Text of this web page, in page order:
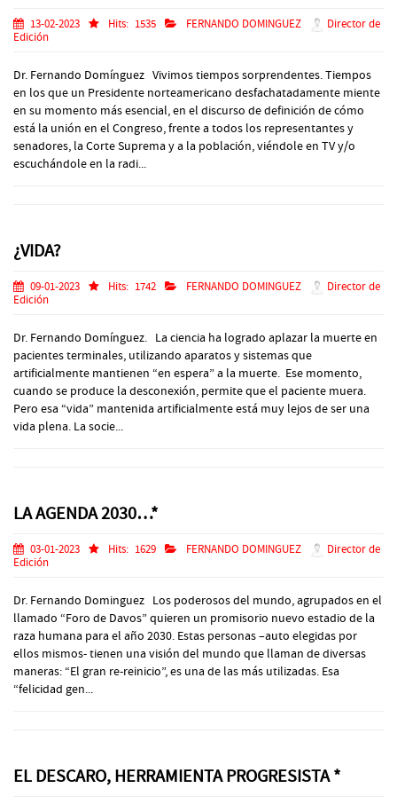
13-02-2023 Hits: 1535 FERNANDO DOMINGUEZ
Director de
Edición
Dr. Fernando Domínguez Vivimos tiempos sorprendentes. Tiempos
en los que un Presidente norteamericano desfachatadamente miente
en su momento más esencial, en el discurso de definición de cómo
está la unión en el Congreso, frente a todos los representantes y
senadores, la Corte Suprema y a la población, viéndole en TV y/o
escuchándole en la radi...
¿VIDA?
09-01-2023 Hits: 1742 FERNANDO DOMINGUEZ
Director de
Edición
Dr. Fernando Domínguez. La ciencia ha logrado aplazar la muerte en
pacientes terminales, utilizando aparatos y sistemas que
artificialmente mantienen “en espera” a la muerte. Ese momento,
cuando se produce la desconexión, permite que el paciente muera.
Pero esa “vida” mantenida artificialmente está muy lejos de ser una
vida plena. La socie...
LA AGENDA 2030…*
03-01-2023 Hits: 1629 FERNANDO DOMINGUEZ
Director de
Edición
Dr. Fernando Dominguez Los poderosos del mundo, agrupados en el
llamado “Foro de Davos” quieren un promisorio nuevo estadio de la
raza humana para el año 2030. Estas personas –auto elegidas por
ellos mismos- tienen una visión del mundo que llaman de diversas
maneras: “El gran re-reinicio”, es una de las más utilizadas. Esa
“felicidad gen...
EL DESCARO, HERRAMIENTA PROGRESISTA *